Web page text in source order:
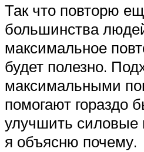
Так что повторю
большинства
максимальное
будет полезно.
максимальными
помогают гораздо
улучшить
я объясню почему.